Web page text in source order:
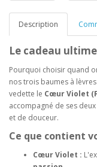
Description
Le cadeau
Pourquoi choisir quand
nos trois baumes à
vedette le Cœur Violet
accompagné de ses
et de douceur.
Ce que contient
Cœur Violet :